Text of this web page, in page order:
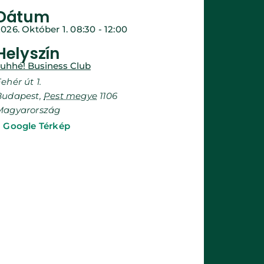
Október 1. 08:30 -12:00
Business Club
út 1.
, Pest megye 1106
Google Térkép